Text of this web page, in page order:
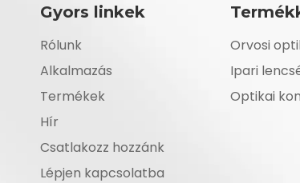
Gyors linkek
Rólunk
Alkalmazás
Termékek
Hír
Csatlakozz hozzánk
Lépjen kapcsolatba
Orvosi
Ipari
Optikai